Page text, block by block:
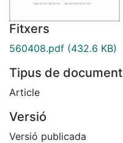
Fitxers
560408.pdf (432.6 KB)
Tipus de document
Article
Versió
Versió publicada